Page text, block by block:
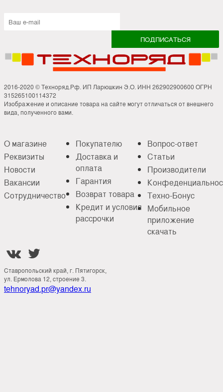
2016-2020 © Техноряд.Рф. ИП Ларюшкин Э.О. ИНН 262902900600 ОГРН
315265100114372
Изображение и описание товара на сайте могут отличаться от внешнего
вида, полученного вами.
О магазине
Реквизиты
Новости
Вакансии
Сотрудничество
Покупателю
Доставка и
оплата
Гарантия
Возврат товара
Кредит и условия
рассрочки
Вопрос-ответ
Статьи
Производители
Техно-Бонус
Мобильное
приложение
скачать
 
Ставропольский край, г. Пятигорск,
ул. Ермолова 12, строение 3.
tehnoryad.pr@yandex.ru